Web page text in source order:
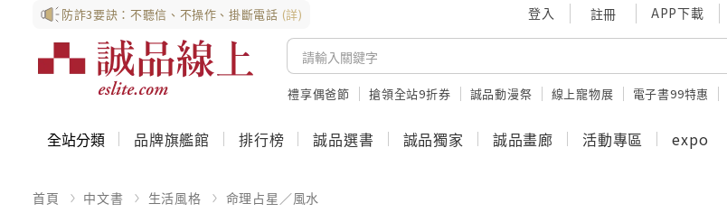
防詐3要訣：不聽信、不操作、掛斷電話 (詳) 登入 註冊 APP下載
禮享偶爸節 搶領全站9折券 誠品動漫祭 線上寵物展 電子書99特惠
全站分類 品牌旗艦館 排行榜 誠品選書 誠品獨家 誠品畫廊 活動專區 expo
首頁 中文書 生活風格 命理占星／風水